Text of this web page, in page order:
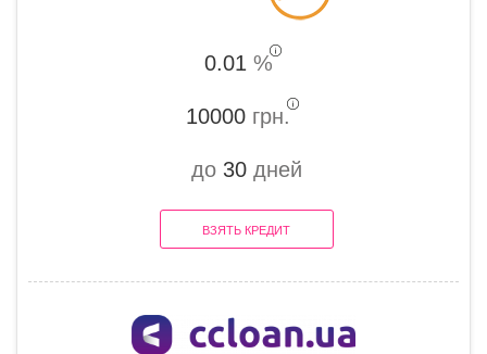
0.01 %
10000 грн.
до 30дней
ВЗЯТЬ КРЕДИТ